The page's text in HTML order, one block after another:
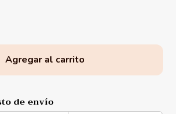
Agregar al carrito
de envío